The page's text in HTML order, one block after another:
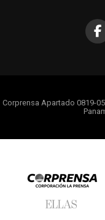
Corprensa Apartado 0819-